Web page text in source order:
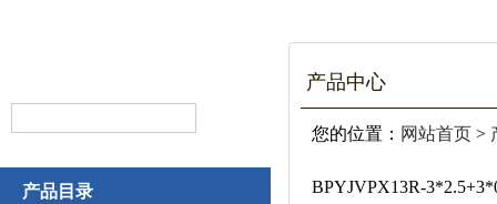
产品目录
产品中心
您的位置： 网站首页 >
BPYJVPX13R-